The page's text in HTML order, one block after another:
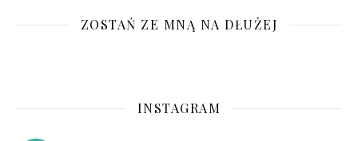
ZOSTAŃ ZE MNĄ NA DŁUŻEJ
INSTAGRAM